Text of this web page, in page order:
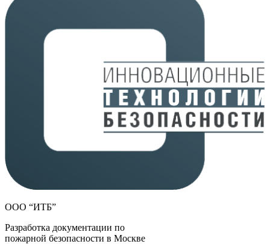
ООО “ИТБ”
Разработка документации по
пожарной безопасности в Москве